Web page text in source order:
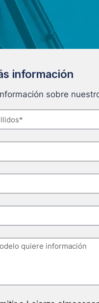
información
sobre